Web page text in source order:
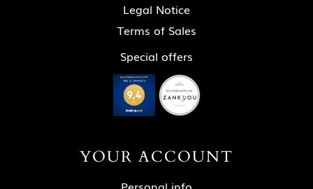
Legal Notice
Terms of Sales
Special offers
YOUR ACCOUNT